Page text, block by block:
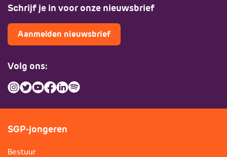
Schrijf je in voor onze nieuwsbrief
Aanmelden nieuwsbrief
Volg ons:
SGP-jongeren
Bestuur